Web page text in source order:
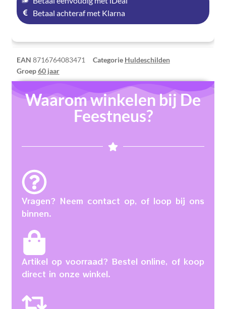
Betaal achteraf met Klarna
EAN 8716764083471 Categorie Huldeschilden
Groep60 jaar
Waarom winkelen bij De
Feestneus?
Vragen? Neem contact op, of loop bij ons
binnen.
Artikel op voorraad? Bestel online, of koop
direct in onze winkel.